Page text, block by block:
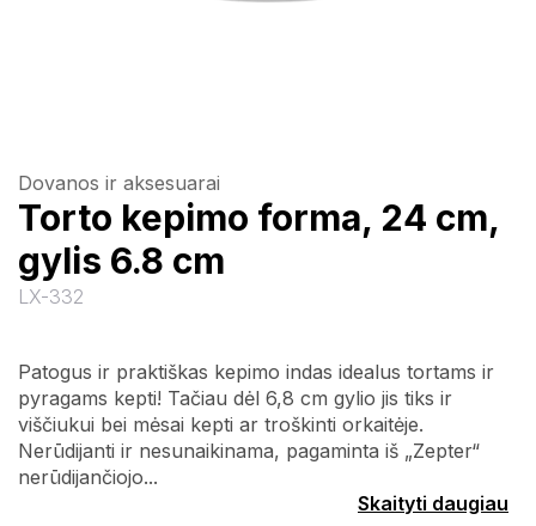
Dovanos ir aksesuarai
Torto kepimo forma, 24 cm,
gylis 6.8 cm
LX-332
Patogus ir praktiškas kepimo indas idealus tortams ir
pyragams kepti! Tačiau dėl 6,8 cm gylio jis tiks ir
viščiukui bei mėsai kepti ar troškinti orkaitėje.
Nerūdijanti ir nesunaikinama, pagaminta iš „Zepter“
nerūdijančiojo...
Skaityti daugiau